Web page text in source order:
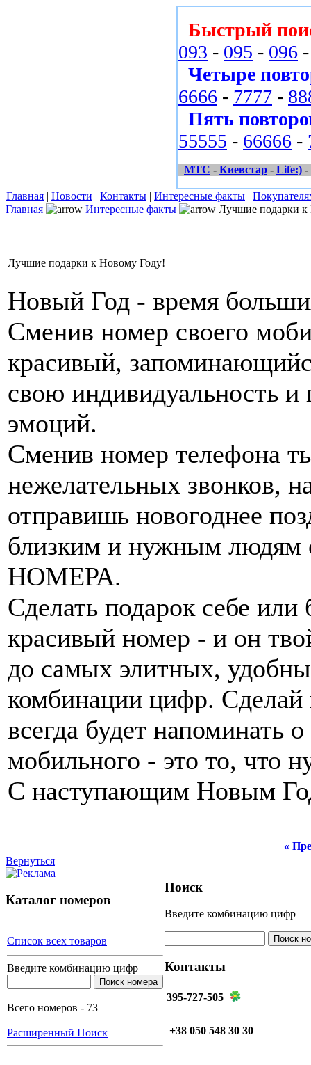
Быстрый
093 - 095 - 096
Четыре
6666 - 7777 -
Пять
55555 - 66666 -
МТС - Киевстар - Life:) -
Главная | Новости | Контакты | Интересные факты |
Главная
Интересные факты Лучшие подарки
Лучшие подарки к Новому Году!
Новый Год - время
Сменив номер своего
красивый,
свою индивидуальность
эмоций.
Сменив номер телефона
нежелательных звонков,
отправишь новогоднее
близким и нужным
НОМЕРА.
Сделать подарок себе
красивый номер - и он
до самых элитных,
комбинации цифр.
всегда будет напоминать
мобильного - это то, что
С наступающим Новым
«
Вернуться
Каталог номеров
Список всех товаров
Введите комбинацию цифр
Всего номеров - 73
Расширенный Поиск
Поиск
Введите комбинацию цифр
Контакты
395-727-505
+38 050 548 30 30